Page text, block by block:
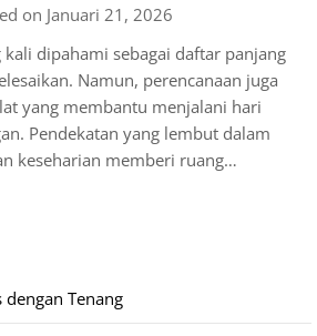
on Januari 21, 2026
kali dipahami sebagai daftar panjang
Namun, perencanaan juga
yang membantu menjalani hari
Pendekatan yang lembut dalam
keseharian memberi ruang…
Tenang